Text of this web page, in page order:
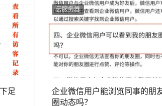
足
云服务器
企业微信用户能浏览同事的朋
圈动态吗？